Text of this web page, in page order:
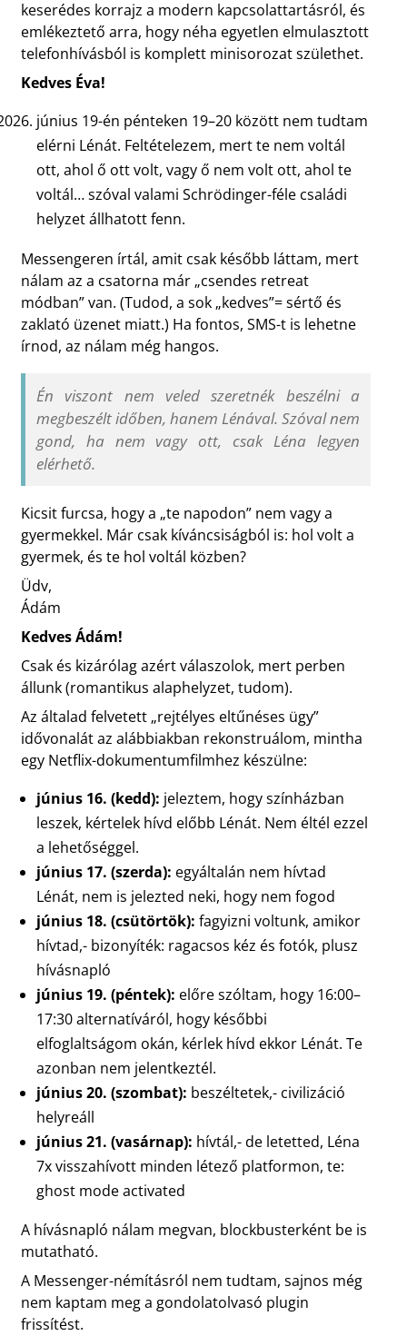
keserédes korrajz a modern kapcsolattartásról, és
emlékeztető arra, hogy néha egyetlen elmulasztott
telefonhívásból is komplett minisorozat születhet.
Kedves Éva!
június 19-én pénteken 19–20 között nem tudtam
elérni Lénát. Feltételezem, mert te nem voltál
ott, ahol ő ott volt, vagy ő nem volt ott, ahol te
voltál… szóval valami Schrödinger-féle családi
helyzet állhatott fenn.
Messengeren írtál, amit csak később láttam, mert
nálam az a csatorna már „csendes retreat
módban” van. (Tudod, a sok „kedves”= sértő és
zaklató üzenet miatt.) Ha fontos, SMS-t is lehetne
írnod, az nálam még hangos.
Én viszont nem veled szeretnék beszélni a
megbeszélt időben, hanem Lénával. Szóval nem
gond, ha nem vagy ott, csak Léna legyen
elérhető.
Kicsit furcsa, hogy a „te napodon” nem vagy a
gyermekkel. Már csak kíváncsiságból is: hol volt a
gyermek, és te hol voltál közben?
Üdv,
Ádám
Kedves Ádám!
Csak és kizárólag azért válaszolok, mert perben
állunk (romantikus alaphelyzet, tudom).
Az általad felvetett „rejtélyes eltűnéses ügy”
idővonalát az alábbiakban rekonstruálom, mintha
egy Netflix-dokumentumfilmhez készülne:
június 16. (kedd): jeleztem, hogy színházban
leszek, kértelek hívd előbb Lénát. Nem éltél ezzel
a lehetőséggel.
június 17. (szerda): egyáltalán nem hívtad
Lénát, nem is jelezted neki, hogy nem fogod
június 18. (csütörtök): fagyizni voltunk, amikor
hívtad,- bizonyíték: ragacsos kéz és fotók, plusz
hívásnapló
június 19. (péntek): előre szóltam, hogy 16:00–
17:30 alternatíváról, hogy későbbi
elfoglaltságom okán, kérlek hívd ekkor Lénát. Te
azonban nem jelentkeztél.
június 20. (szombat): beszéltetek,- civilizáció
helyreáll
június 21. (vasárnap): hívtál,- de letetted, Léna
7x visszahívott minden létező platformon, te:
ghost mode activated
A hívásnapló nálam megvan, blockbusterként be is
mutatható.
A Messenger-némításról nem tudtam, sajnos még
nem kaptam meg a gondolatolvasó plugin
frissítést.